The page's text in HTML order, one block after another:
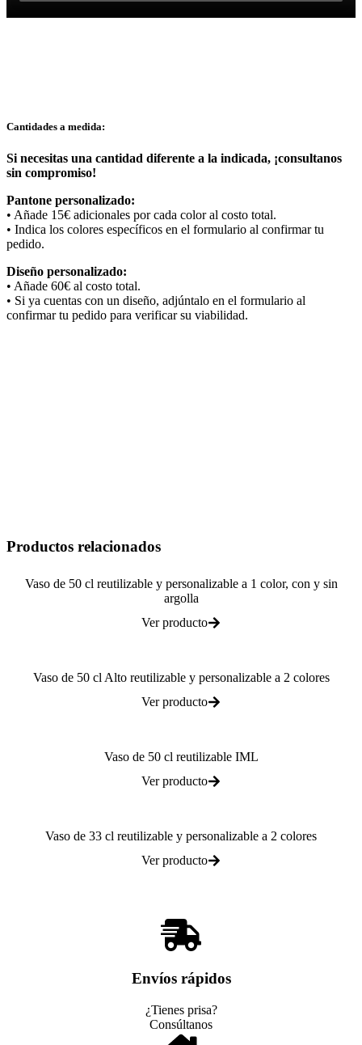
Cantidades a medida:
Si necesitas una cantidad diferente a la indicada, ¡consultanos
sin compromiso!
Pantone personalizado:
• Añade 15€ adicionales por cada color al costo total.
• Indica los colores específicos en el formulario al confirmar tu
pedido.
Diseño personalizado:
• Añade 60€ al costo total.
• Si ya cuentas con un diseño, adjúntalo en el formulario al
confirmar tu pedido para verificar su viabilidad.
Productos relacionados
Vaso de 50 cl reutilizable y personalizable a 1 color, con y sin
argolla
Ver producto
Vaso de 50 cl Alto reutilizable y personalizable a 2 colores
Ver producto
Vaso de 50 cl reutilizable IML
Ver producto
Vaso de 33 cl reutilizable y personalizable a 2 colores
Ver producto
Envíos rápidos
¿Tienes prisa?
Consúltanos